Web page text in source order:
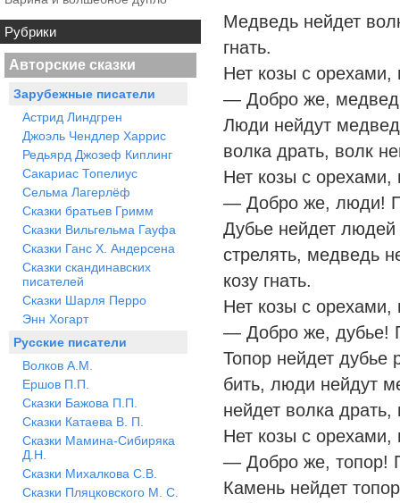
Рубрики
Авторские сказки
Зарубежные писатели
Астрид Линдгрен
Джоэль Чендлер Харрис
Редьярд Джозеф Киплинг
Сакариас Топелиус
Сельма Лагерлёф
Сказки братьев Гримм
Сказки Вильгельма Гауфа
Сказки Ганс Х. Андерсена
Сказки скандинавских
писателей
Сказки Шарля Перро
Энн Хогарт
Русские писатели
Волков А.М.
Ершов П.П.
Сказки Бажова П.П.
Сказки Катаева В. П.
Сказки Мамина-Сибиряка
Д.Н.
Сказки Михалкова С.В.
Сказки Пляцковского М. С.
Медведь нейдет
гнать.
Нет козы с орехами,
— Добро же,
Люди нейдут
волка драть, волк
Нет козы с орехами,
— Добро же, люди!
Дубье нейдет
стрелять, медведь
козу гнать.
Нет козы с орехами,
— Добро же, дубье!
Топор нейдет дубье
бить, люди нейдут
нейдет волка драть,
Нет козы с орехами,
— Добро же, топор!
Камень нейдет